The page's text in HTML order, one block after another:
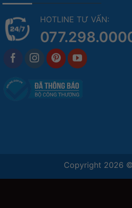
HOTLINE TƯ VẤN:
Copyright 2026 ©